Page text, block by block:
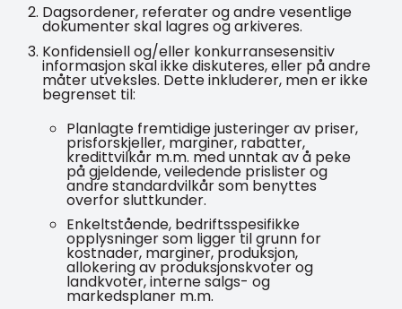
Dagsordener, referater og andre vesentlige
dokumenter skal lagres og arkiveres.
Konfidensiell og/eller konkurransesensitiv
informasjon skal ikke diskuteres, eller på andre
måter utveksles. Dette inkluderer, men er ikke
begrenset til:
Planlagte fremtidige justeringer av priser,
prisforskjeller, marginer, rabatter,
kredittvilkår m.m. med unntak av å peke
på gjeldende, veiledende prislister og
andre standardvilkår som benyttes
overfor sluttkunder.
Enkeltstående, bedriftsspesifikke
opplysninger som ligger til grunn for
kostnader, marginer, produksjon,
allokering av produksjonskvoter og
landkvoter, interne salgs- og
markedsplaner m.m.